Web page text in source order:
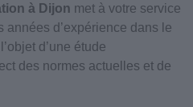
à Dijon met à votre service
années d’expérience dans le
d’une étude
des normes actuelles et de